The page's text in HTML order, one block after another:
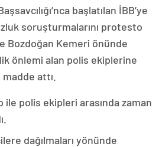
başlatılan İBB’ye
soruşturmalarını protesto
Bozdoğan Kemeri önünde
önlemi alan polis ekiplerine
attı.
polis ekipleri arasında zaman
dağılmaları yönünde